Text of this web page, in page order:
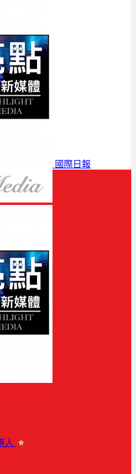
國際日報
人